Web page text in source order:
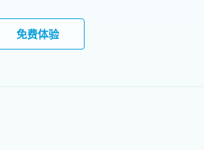
免费体验